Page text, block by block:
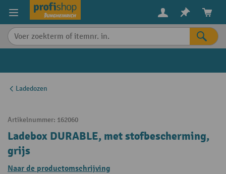
content
Ladedozen
Artikelnummer: 162060
Ladebox DURABLE, met stofbescherming,
grijs
Naar de productomschrijving